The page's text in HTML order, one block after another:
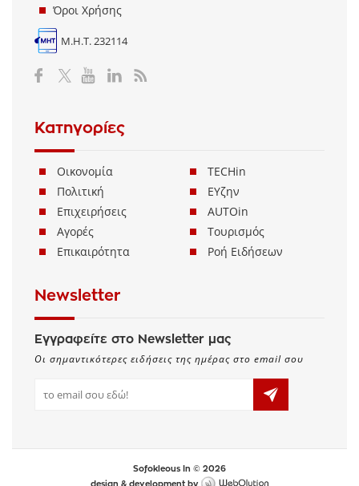
Όροι Χρήσης
Μ.Η.Τ. 232114
Κατηγορίες
Οικονομία
Πολιτική
Επιχειρήσεις
Αγορές
Επικαιρότητα
TECHin
ΕΥζην
AUTOin
Τουρισμός
Ροή Ειδήσεων
Newsletter
Εγγραφείτε στο Newsletter μας
Οι σημαντικότερες ειδήσεις της ημέρας στο email σου
Sofokleous In © 2026